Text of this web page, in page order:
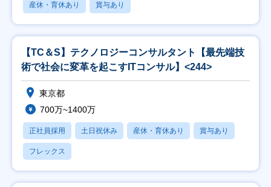
産休・育休あり 賞与あり
【TC＆S】テクノロジーコンサルタント【最先端技
術で社会に変革を起こすITコンサル】<244>
東京都
700万~1400万
正社員採用 土日祝休み 産休・育休あり 賞与あり
フレックス